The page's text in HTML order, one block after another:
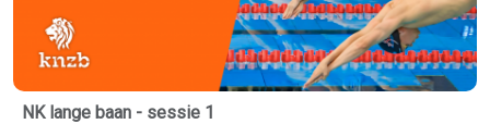
NK lange baan - sessie 1